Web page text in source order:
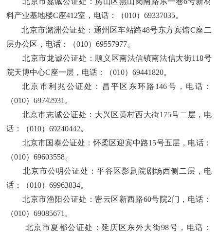
料产业基地楼C座412室 ，电话： （010）69337035。
北京市潞洲公证处 ： 通州区车站路48号东方宾馆C座二
层办公区 ，电话： （010）69557977。
北京市龙诚公证处 ： 顺义区南法信镇南法信大街118号
院天博中心C座一层 ，电话： （010）69441820。
北京市利兆公证处 ： 昌平区东环路 146号 ，电话：
（010）69742931 。
北京市志诚公证处 ： 大兴区黄村西大街175号二层 ，电
话：
（010）69240442。
北京市国泰公证处 ：怀柔区迎宾中路15号五层 ，电话：
（010）69603558。
北京市公明公证处 ：平谷区影剧院剧场西侧二层 ，电
话：
（010）69963834。
北京市渔阳公证处 ： 密云区新西路60号院2门 ，电话：
（010）69085671 。
北京市夏都公证处 ： 延庆区东外大街98号 ，电话：